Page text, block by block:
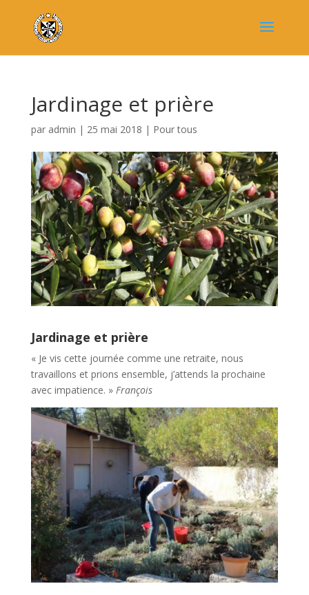
Jardinage et prière
par admin | 25 mai 2018 | Pour tous
Jardinage et prière
« Je vis cette journée comme une retraite, nous
travaillons et prions ensemble, j’attends la prochaine
avec impatience. » François